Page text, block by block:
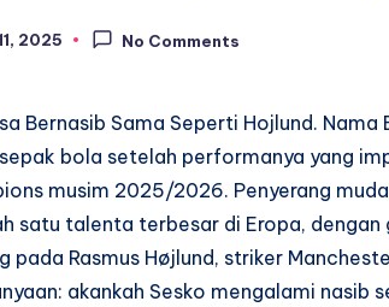
2025 No Comments
Bernasib Sama Seperti Hojlund. Nama
bola setelah performanya yang
musim 2025/2026. Penyerang
satu talenta terbesar di Eropa, dengan
pada Rasmus Højlund, striker
akankah Sesko mengalami nasib